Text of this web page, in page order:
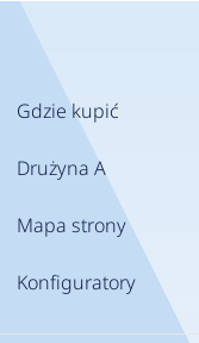
Gdzie kupić
Drużyna A
Mapa strony
Konfiguratory